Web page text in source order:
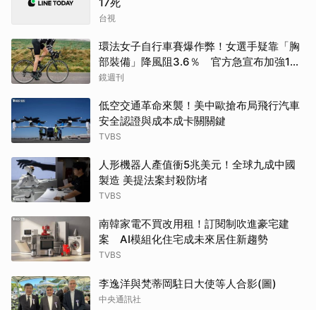
17死
台視
環法女子自行車賽爆作弊！女選手疑靠「胸
部裝備」降風阻3.6％ 官方急宣布加強1檢
查
鏡週刊
低空交通革命來襲！美中歐搶布局飛行汽車
安全認證與成本成卡關關鍵
TVBS
人形機器人產值衝5兆美元！全球九成中國
製造 美提法案封殺防堵
TVBS
南韓家電不買改用租！訂閱制吹進豪宅建
案 AI模組化住宅成未來居住新趨勢
TVBS
李逸洋與梵蒂岡駐日大使等人合影(圖)
中央通訊社